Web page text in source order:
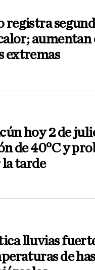
registra
aumentan
extremas
hoy 2 de
de 40°C y
tarde
lluvias
de